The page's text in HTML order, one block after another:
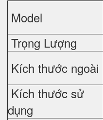
Model
Trọng Lượng
Kích thước ngoài
Kích thước sử
dụng